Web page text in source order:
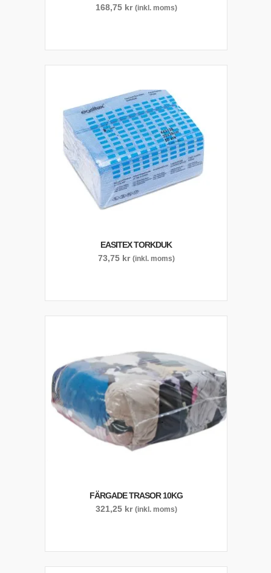
168,75 kr (inkl. moms)
EASITEX TORKDUK
73,75 kr (inkl. moms)
FÄRGADE TRASOR 10KG
321,25 kr (inkl. moms)